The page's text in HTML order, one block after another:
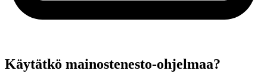
Käytätkö mainostenesto-ohjelmaa?